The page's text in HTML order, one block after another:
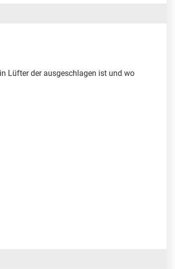
Lüfter der ausgeschlagen ist und wo